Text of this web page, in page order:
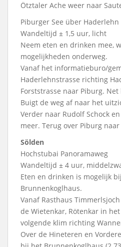
Ötztaler Ache weer naar
Piburger See über Haderlehn
Wandeltijd ± 1,5 uur, licht
Neem eten en drinken mee,
mogelijkheden onderweg.
Vanaf het informatieburo/
Haderlehnstrasse richting
Forststrasse naar Piburg.
Buigt de weg af naar het
Verder naar Rudolf Schock
meer. Terug over Piburg naar
Sölden
Hochstubai Panoramaweg
Wandeltijd ± 4 uur,
Eten en drinken is mogelijk
Brunnenkoglhaus.
Vanaf Rasthaus
de Wietenkar, Rötenkar in
volgende klim richting
Over de Hineteren en